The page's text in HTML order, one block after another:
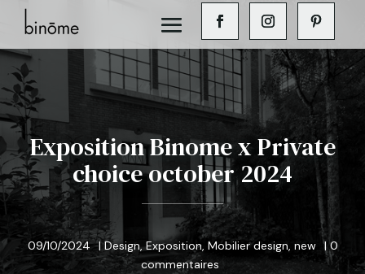
Exposition Binome x Private
choice october 2024
09/10/2024 |Design,Exposition, Mobilier design, new |0
commentaires